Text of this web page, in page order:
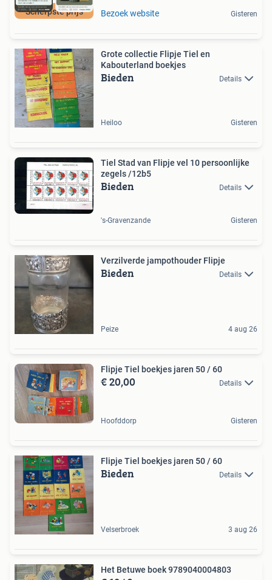
Scherpste prijs Bezoek website Gisteren
Grote collectie Flipje Tiel en
Kabouterland boekjes
Bieden Details
Heiloo Gisteren
Tiel Stad van Flipje vel 10 persoonlijke
zegels /12b5
Bieden Details
's-Gravenzande Gisteren
Verzilverde jampothouder Flipje
Bieden Details
Peize 4 aug 26
Flipje Tiel boekjes jaren 50 / 60
€ 20,00 Details
Hoofddorp Gisteren
Flipje Tiel boekjes jaren 50 / 60
Bieden Details
Velserbroek 3 aug 26
Het Betuwe boek 9789040004803